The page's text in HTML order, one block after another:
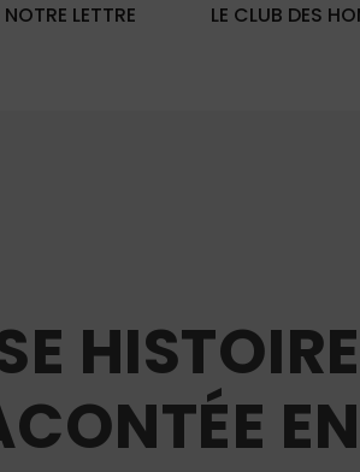
NOTRE LETTRE LE CLUB DES